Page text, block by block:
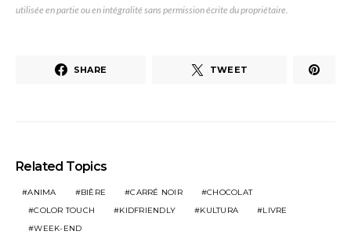
utilisée en partie ou en intégralité sans permission écrite du propriétaire.
SHARE TWEET
Related Topics
ANIMA BIÈRE CARRÉ NOIR
CHOCOLAT
COLOR TOUCH
KIDFRIENDLY KULTURA
LIVRE
WEEK-END